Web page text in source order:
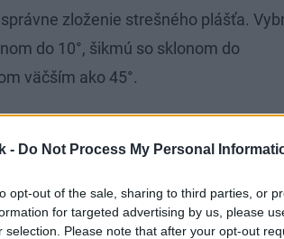
- Do Not Process My Personal
opt-out of the sale, sharing to third parties, or
for targeted advertising by us, please
selection. Please note that after your opt-out
zloženie strešného plášťa.
do 10°, šikmú so sklonom do
väčším ako 45°.
počasiu, pretože dažďová
Životnosť krytiny je podstatne
Tento druh striech je vhodný na viac